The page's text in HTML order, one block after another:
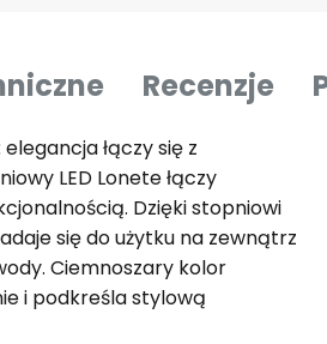
Recenzje
łączy się z
LED Lonete łączy
Dzięki stopniowi
się do użytku na zewnątrz
Ciemnoszary kolor
i podkreśla stylową
źródło światła LED